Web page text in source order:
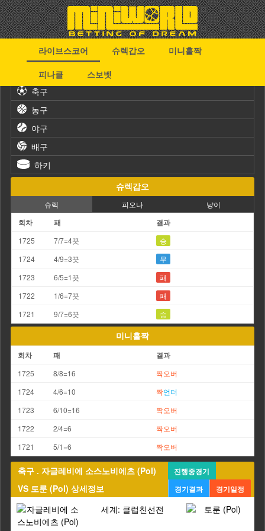
라이브스코어 슈렉갑오
미니홀짝
피나클
스보벳
축구
농구
야구
배구
하키
슈렉갑오
슈렉 피오나 냥이
회차 패 결과
1725 7/7=4끗
승
1724
4/9=3끗
무
1723
6/5=1끗
패
1722
1/6=7끗
패
1721
9/7=6끗 승
미니홀짝
회차 패 결과
1725 8/8=16 짝오버
1724
4/6=10 짝언더
1723
6/10=16 짝오버
1722
2/4=6 짝오버
1721
5/1=6 짝오버
축구 . 자글레비에 소스노비에츠 (Pol)
VS 토룬 (Pol) 상세정보
진행중경기
경기결과
경기일정
세계: 클럽친선전